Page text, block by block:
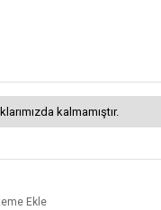
kalmamıştır.
Ekle